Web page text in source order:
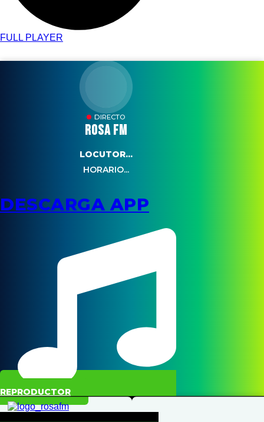
FULL PLAYER
DIRECTO
ROSA FM
LOCUTOR...
HORARIO...
DESCARGA APP
REPRODUCTOR